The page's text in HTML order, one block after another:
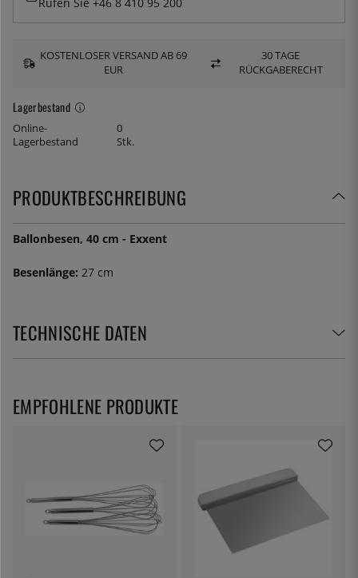
Lagerbestand
Online-
Lagerbestand
0
Stk.
KOSTENLOSER VERSAND AB 69
EUR
30 TAGE
RÜCKGABERECHT
PRODUKTBESCHREIBUNG
Ballonbesen, 40 cm - Exxent
Besen­länge: 27 cm
TECHNISCHE DATEN
EMPFOHLENE PRODUKTE